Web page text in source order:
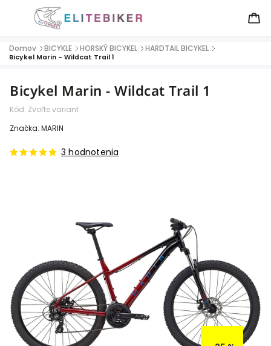
Domov / BICYKLE / HORSKÝ BICYKEL / HARDTAIL BICYKEL /
Bicykel Marin - Wildcat Trail 1
Bicykel Marin - Wildcat Trail 1
Kód: Zvoľte variant
3 hodnotenia
Značka: MARIN